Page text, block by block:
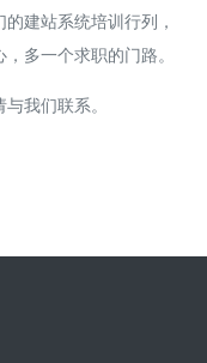
建站系统培训行列，
多一个求职的门路。
我们联系。